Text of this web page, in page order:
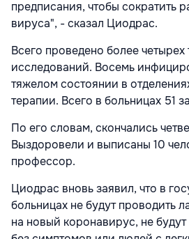
предписания, чтобы сократить
вируса", - сказал Циодрас.
Всего проведено более
исследований. Восемь
тяжелом состоянии в
терапии. Всего в больницах 51
По его словам, скончались
Выздоровели и выписаны 10
профессор.
Циодрас вновь заявил, что в
больницах не будут проводить
на новый коронавирус, не